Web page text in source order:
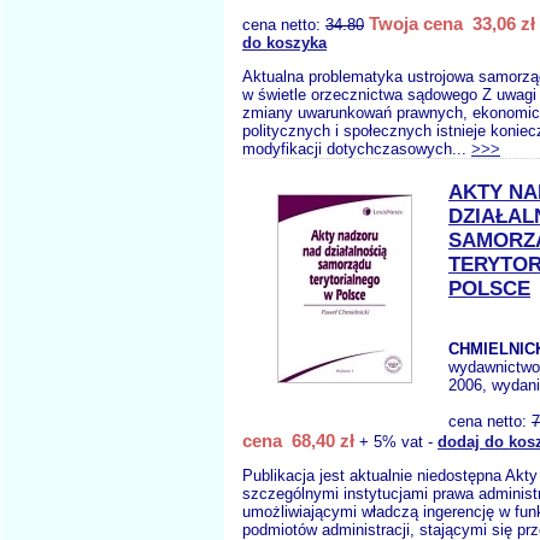
cena netto: 34.80 Twoja cena 33,06 zł
do koszyka
Aktualna problematyka ustrojowa
w świetle orzecznictwa sądowego Z
zmiany uwarunkowań prawnych,
politycznych i społecznych istnieje
modyfikacji dotychczasowych... >>>
AKTY
POLSCE
2006,
cena netto:
cena 68,40 zł + 5% vat - dodaj do
Publikacja jest aktualnie niedostępna
szczególnymi instytucjami prawa
umożliwiającymi władczą ingerencję w
podmiotów administracji, stającymi się